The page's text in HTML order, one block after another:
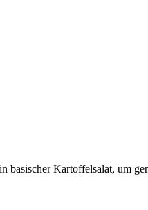
Kartoffelsalat, um